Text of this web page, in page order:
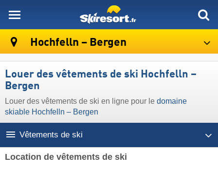
Hochfelln – Bergen
Louer des vêtements de ski Hochfelln –
Bergen
Louer des vêtements de ski en ligne pour le domaine
skiable Hochfelln – Bergen
Vêtements de ski
Location de vêtements de ski